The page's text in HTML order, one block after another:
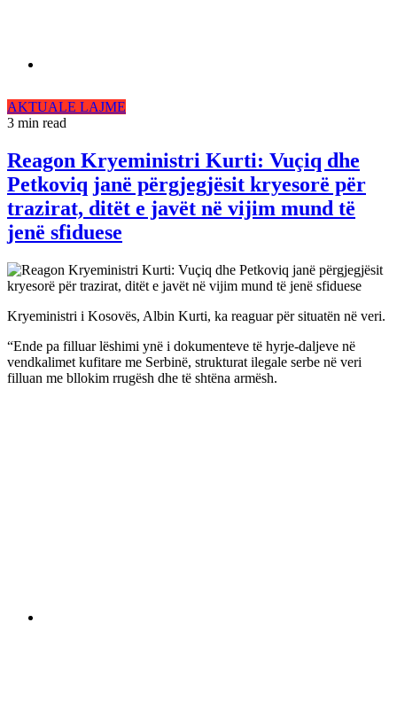
AKTUALE LAJME
3 min read
Reagon Kryeministri Kurti: Vuçiq dhe
Petkoviq janë përgjegjësit kryesorë për
trazirat, ditët e javët në vijim mund të
jenë sfiduese
Kryeministri i Kosovës, Albin Kurti, ka reaguar për situatën në veri.
“Ende pa filluar lëshimi ynë i dokumenteve të hyrje-daljeve në
vendkalimet kufitare me Serbinë, strukturat ilegale serbe në veri
filluan me bllokim rrugësh dhe të shtëna armësh.